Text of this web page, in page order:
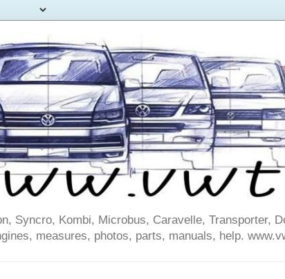
Syncro, Kombi, Microbus, Caravelle, Transporter,
measures, photos, parts, manuals, help.